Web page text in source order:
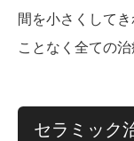
間を小さくして
ことなく全ての治
セラミック